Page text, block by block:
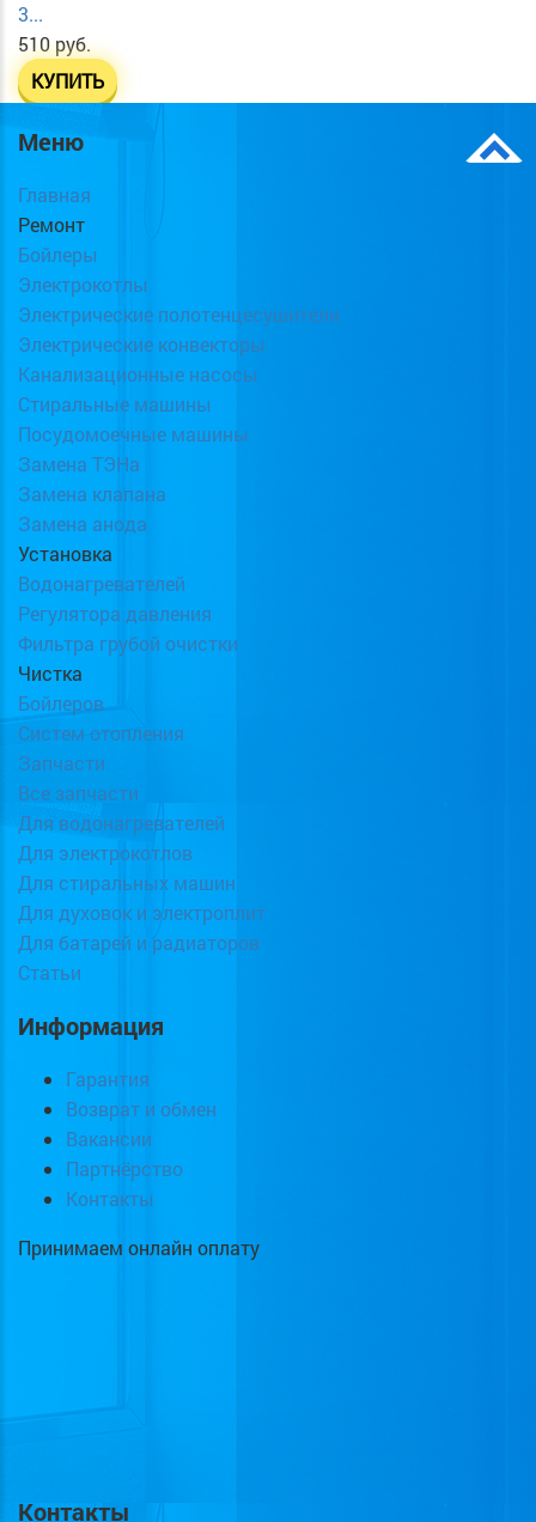
3...
510 руб.
КУПИТЬ
Меню
Главная
Ремонт
Бойлеры
Электрокотлы
Электрические полотенцесушители
Электрические конвекторы
Канализационные насосы
Стиральные машины
Посудомоечные машины
Замена ТЭНа
Замена клапана
Замена анода
Установка
Водонагревателей
Регулятора давления
Фильтра грубой очистки
Чистка
Бойлеров
Систем отопления
Запчасти
Все запчасти
Для водонагревателей
Для электрокотлов
Для стиральных машин
Для духовок и электроплит
Для батарей и радиаторов
Статьи
Информация
Гарантия
Возврат и обмен
Вакансии
Партнёрство
Контакты
Принимаем онлайн оплату
Контакты